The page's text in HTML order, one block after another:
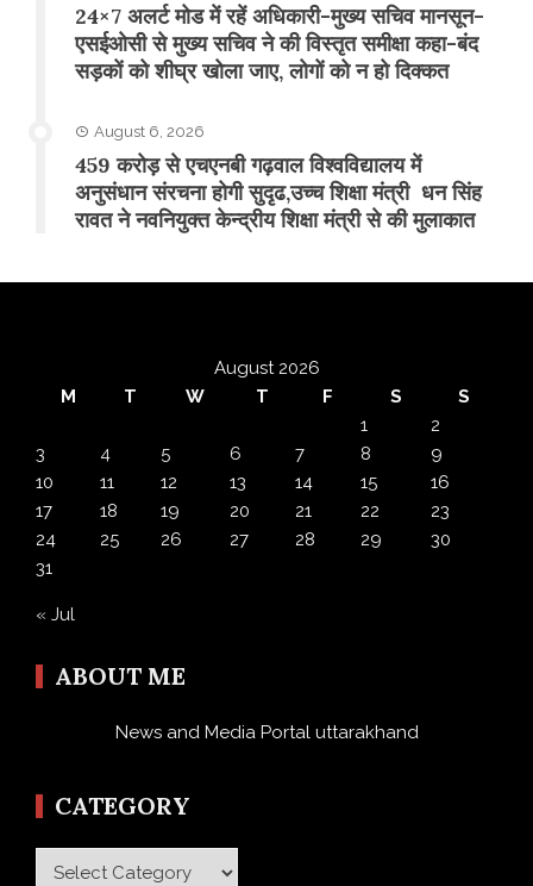
24×7 अलर्ट मोड में रहें अधिकारी-मुख्य सचिव मानसून-
एसईओसी से मुख्य सचिव ने की विस्तृत समीक्षा कहा-बंद
सड़कों को शीघ्र खोला जाए, लोगों को न हो दिक्कत
August 6, 2026
459 करोड़ से एचएनबी गढ़वाल विश्वविद्यालय में
अनुसंधान संरचना होगी सुदृढ,उच्च शिक्षा मंत्री धन सिंह
रावत ने नवनियुक्त केन्द्रीय शिक्षा मंत्री से की मुलाकात
August 2026
M
T W T F S
S
1
2
3
4 5 6 7 8
9
10
11 12 13 14 15
16
17
18 19 20 21 22
23
24
25 26 27 28 29
30
31
« Jul
ABOUT ME
News and Media Portal uttarakhand
CATEGORY
Category